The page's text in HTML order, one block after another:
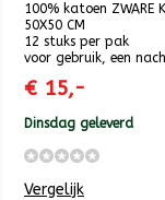
100% katoen ZWARE
50X50 CM
12 stuks per pak
voor gebruik, een
€ 15,-
Dinsdag geleverd
Vergelijk